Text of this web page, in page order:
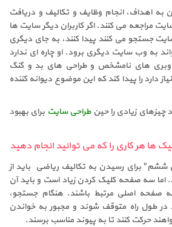
به اهداف، انجام وظایف و تکالیف و دریافت
مراجعه می کنند. اگر کاربران دیگر سایت ها
جستجو می کنند پیدا کنند، به جای دیگری
به وب سایت دیگری برود. او چاره ای ندارد
های نامشخص و طراحی های بد و گنگ
دارد را پیدا کند که این موضوع دیوانه کننده
چیزهای زیادی را حینطراحی سایت برای بهبود
ها هر کاری را که می توانید انجام دهید
برای رسیدن به تکالیف ریاضی باید از
سه صفحه کلیک کردن زیاد است و باید آن
صفحه اصلی مرتبط باشند. هنگام جستجو،
در طول راه متوقف شوند و مجبور به خواندن
حرکت کنند تا به پیوند مناسب برسند.